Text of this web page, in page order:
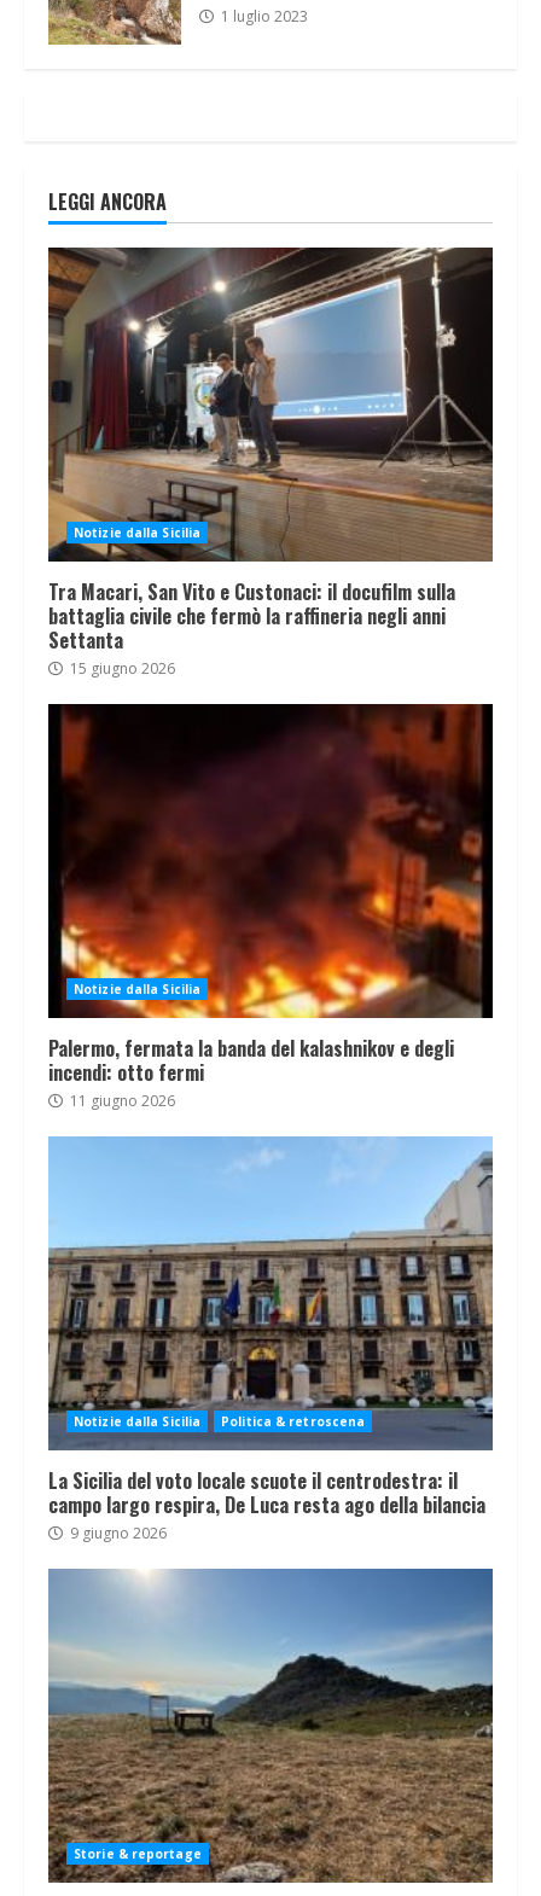
1 luglio 2023
LEGGI ANCORA
Notizie dalla Sicilia
Tra Macari, San Vito e Custonaci: il docufilm sulla
battaglia civile che fermò la raffineria negli anni
Settanta
15 giugno 2026
Notizie dalla Sicilia
Palermo, fermata la banda del kalashnikov e degli
incendi: otto fermi
11 giugno 2026
Notizie dalla Sicilia Politica & retroscena
La Sicilia del voto locale scuote il centrodestra: il
campo largo respira, De Luca resta ago della bilancia
9 giugno 2026
Storie & reportage